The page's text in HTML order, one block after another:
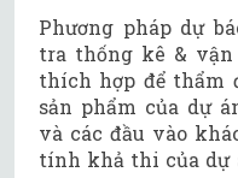
Phương pháp dự
tra thống kê & vận
thích hợp để thẩm
sản phẩm của dự
và các đầu vào
tính khả thi của dự